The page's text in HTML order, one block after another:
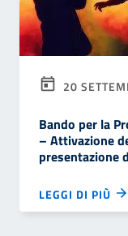
20
Bando per la
– Attivazione
presentazione
LEGGI DI PIÙ